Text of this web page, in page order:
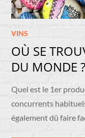
VINS
OÙ SE
DU MONDE ?
Quel est le 1er
concurrents
également dû faire